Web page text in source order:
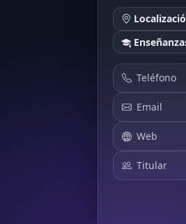
Teléfono
Email
Web
Titular